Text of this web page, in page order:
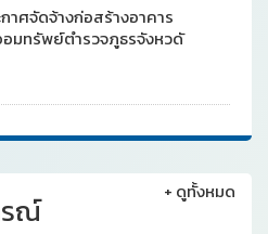
าศจัดจ้างก่อสร้างอาคาร
มทรัพย์ตำรวจภูธรจังหวดั
ณ์ + ดูทั้งหมด